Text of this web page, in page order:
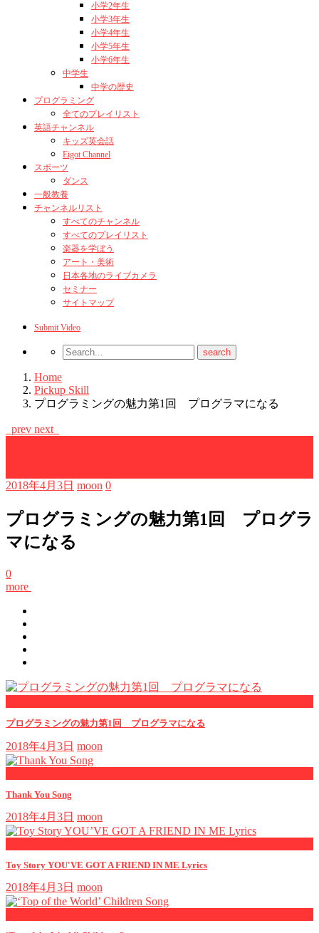
小学2年生
小学3年生
小学4年生
小学5年生
小学6年生
中学生
中学の歴史
プログラミング
全てのプレイリスト
英語チャンネル
キッズ英会話
Eigot Channel
スポーツ
ダンス
一般教養
チャンネルリスト
すべてのチャンネル
すべてのプレイリスト
楽器を学ぼう
アート・美術
日本各地のライブカメラ
セミナー
サイトマップ
Submit Video
Home
Pickup Skill
プログラミングの魅力第1回 プログラマになる
prev next
2018年4月3日 moon 0
プログラミングの魅力第1回 プログラ
マになる
0
more
プログラミングの魅力第1回 プログラマになる
2018年4月3日 moon
Thank You Song
2018年4月3日 moon
Toy Story YOU'VE GOT A FRIEND IN ME Lyrics
2018年4月3日 moon